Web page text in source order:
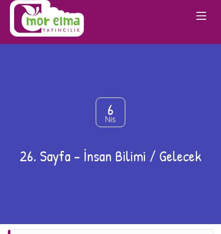
6
Nis
26. Sayfa – İnsan Bilimi / Gelecek